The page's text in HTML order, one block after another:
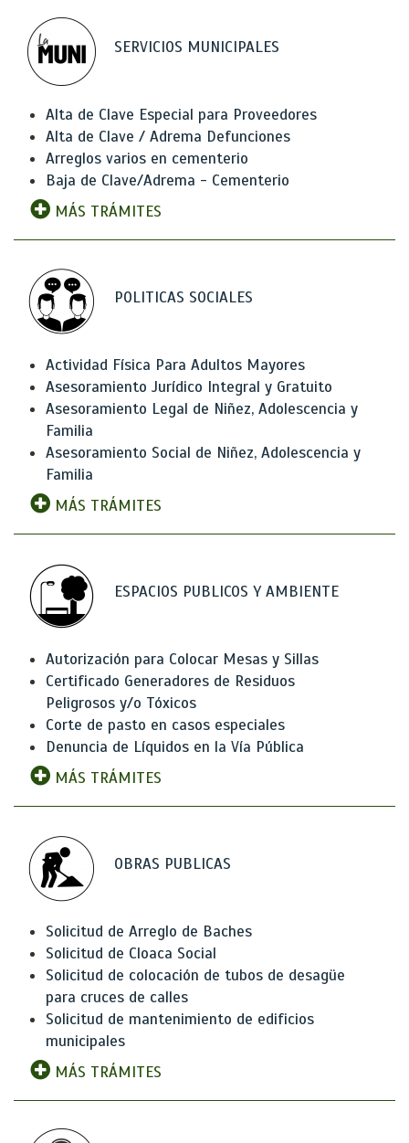
SERVICIOS MUNICIPALES
Alta de Clave Especial para Proveedores
Alta de Clave / Adrema Defunciones
Arreglos varios en cementerio
Baja de Clave/Adrema - Cementerio
MÁS TRÁMITES
POLITICAS SOCIALES
Actividad Física Para Adultos Mayores
Asesoramiento Jurídico Integral y Gratuito
Asesoramiento Legal de Niñez, Adolescencia y
Familia
Asesoramiento Social de Niñez, Adolescencia y
Familia
MÁS TRÁMITES
ESPACIOS PUBLICOS Y AMBIENTE
Autorización para Colocar Mesas y Sillas
Certificado Generadores de Residuos
Peligrosos y/o Tóxicos
Corte de pasto en casos especiales
Denuncia de Líquidos en la Vía Pública
MÁS TRÁMITES
OBRAS PUBLICAS
Solicitud de Arreglo de Baches
Solicitud de Cloaca Social
Solicitud de colocación de tubos de desagüe
para cruces de calles
Solicitud de mantenimiento de edificios
municipales
MÁS TRÁMITES